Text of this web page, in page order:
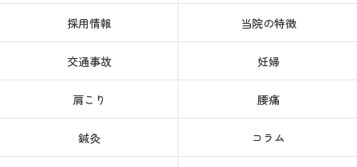
採用情報 当院の特徴
交通事故 妊婦
肩こり 腰痛
鍼灸 コラム